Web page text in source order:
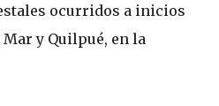
ocurridos a inicios
y Quilpué, en la